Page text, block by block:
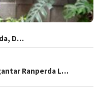
D…
Ranperda L…